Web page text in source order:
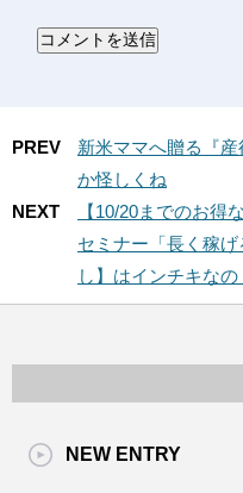
PREV
新米ママへ贈る『
か怪しくね
NEXT
【10/20までのお得
セミナー「長く稼
し】はインチキな
NEW ENTRY